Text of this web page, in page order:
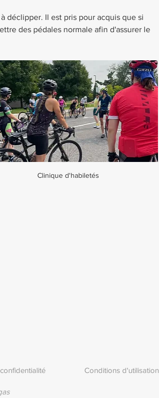
déclipper. Il est pris pour acquis que si
des pédales normale afin d'assurer le
Clinique d'habiletés
Conditions d'utilisation